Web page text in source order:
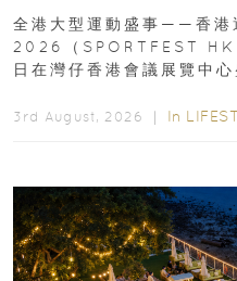
動、街舞比賽＋逾百運
全港大型運動盛事——香港
2026（SPORTFEST
日在灣仔香港會議展覽中
3rd August, 2026 ｜ In